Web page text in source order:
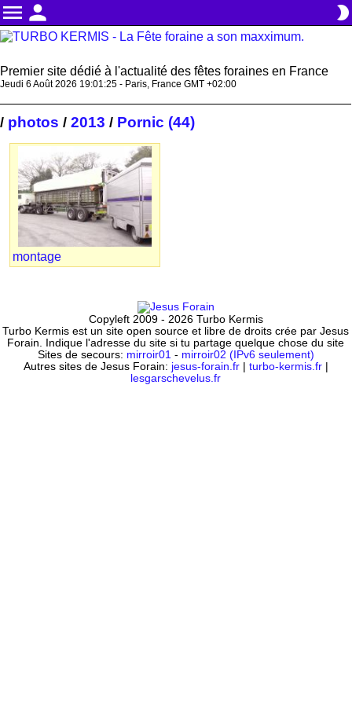
menu person brightness_2
Premier site dédié à l'actualité des fêtes foraines en France
Jeudi 6 Août 2026 19:01:26 - Paris, France GMT +02:00
/ photos / 2013 / Pornic (44)
montage
Copyleft 2009 - 2026 Turbo Kermis
Turbo Kermis est un site open source et libre de droits crée par Jesus
Forain. Indique l'adresse du site si tu partage quelque chose du site
Sites de secours: mirroir01- mirroir02 (IPv6 seulement)
Autres sites de Jesus Forain: jesus-forain.fr| turbo-kermis.fr|
lesgarschevelus.fr